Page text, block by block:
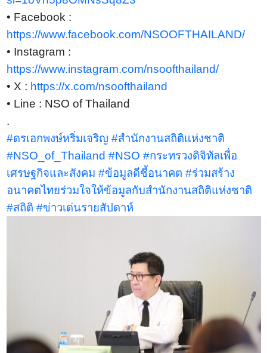
• Facebook :
https://www.facebook.com/NSOOFTHAILAND/
• Instagram :
https://www.instagram.com/nsoofthailand/
• X : https://x.com/nsoofthailand
• Line : NSO of Thailand
.
#ดรเอกพงษ์หริ่มเจริญ #สำนักงานสถิติแห่งชาติ
#NSO_of_Thailand #NSO #กระทรวงดิจิทัลเพื่อ
เศรษฐกิจและสังคม #ข้อมูลดีชี้อนาคต #ร่วมสร้าง
อนาคตไทยร่วมใจให้ข้อมูลกับสำนักงานสถิติแห่งชาติ
#สถิติ #ข่าวเด่นรายสัปดาห์